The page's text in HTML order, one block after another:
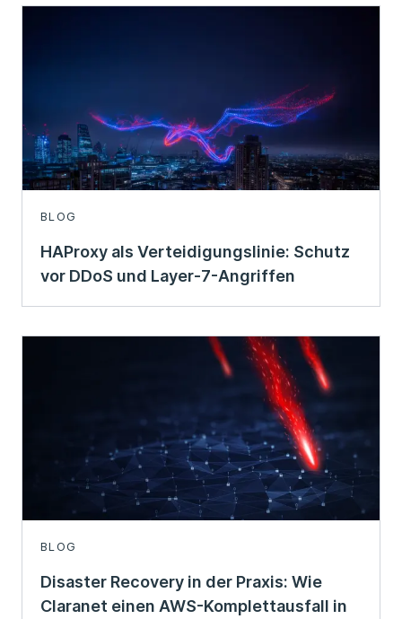
BLOG
HAProxy als Verteidigungslinie: Schutz
vor DDoS und Layer-7-Angriffen
BLOG
Disaster Recovery in der Praxis: Wie
Claranet einen AWS-Komplettausfall in